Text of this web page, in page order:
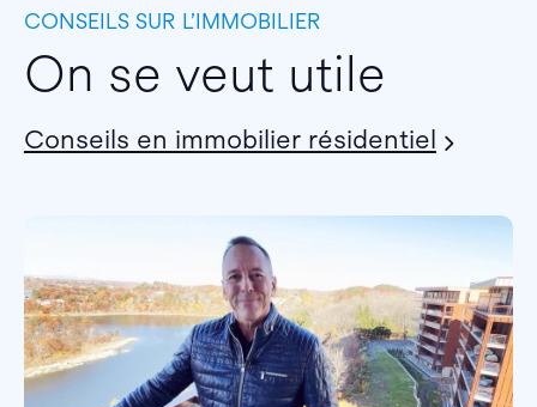
CONSEILS SUR L’IMMOBILIER
On se veut utile
Conseils en immobilier résidentiel